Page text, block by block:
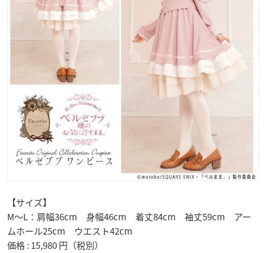
【サイズ】
M～L：肩幅36cm 身幅46cm 着丈84cm 袖丈59cm アー
ムホール25cm ウエスト42cm
価格 : 15,980 円（税別）